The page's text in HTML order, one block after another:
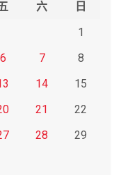
六
日
1
6 7
8
14
15
21
22
28
29